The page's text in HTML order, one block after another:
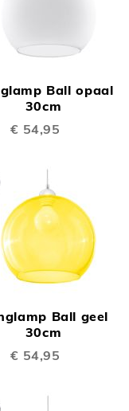
Ball opaal
30cm
€ 54,95
Ball geel
30cm
€ 54,95